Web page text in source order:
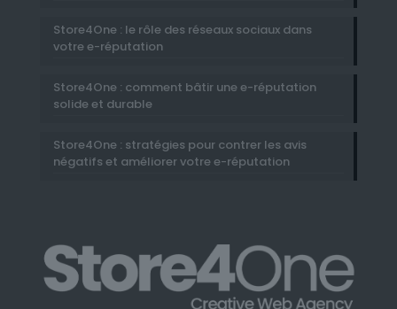
Store4One : le rôle des réseaux sociaux dans
votre e-réputation
Store4One : comment bâtir une e-réputation
solide et durable
Store4One : stratégies pour contrer les avis
négatifs et améliorer votre e-réputation